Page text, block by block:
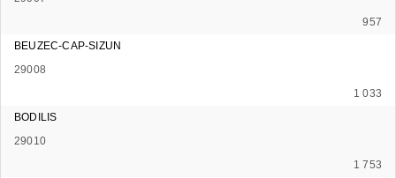
957
BEUZEC-CAP-SIZUN
29008
1 033
BODILIS
29010
1 753